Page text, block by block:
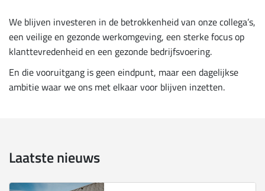
We blijven investeren in de betrokkenheid van onze collega’s,
een veilige en gezonde werkomgeving, een sterke focus op
klanttevredenheid en een gezonde bedrijfsvoering.
En die vooruitgang is geen eindpunt, maar een dagelijkse
ambitie waar we ons met elkaar voor blijven inzetten.
Laatste nieuws